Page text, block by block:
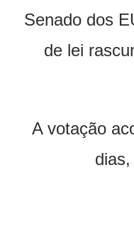
Senado dos
de lei
A votação